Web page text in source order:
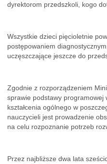
serwisie
Zaloguj
dyrektorom przedszkoli, kogo
Wszystkie dzieci pięcioletnie
postępowaniem
uczęszczające jeszcze do
Zgodnie z rozporządzeniem
sprawie podstawy programowej
kształcenia ogólnego w
nauczycieli jest prowadzenie
na celu rozpoznanie potrzeb
Przez najbliższe dwa lata